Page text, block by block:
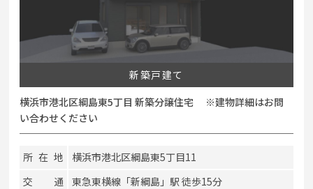
新築戸建て
横浜市港北区綱島東5丁目 新築分譲住宅 ※建物詳細はお問
い合わせください
所在地
横浜市港北区綱島東5丁目11
交通
東急東横線「新綱島」駅 徒歩15分